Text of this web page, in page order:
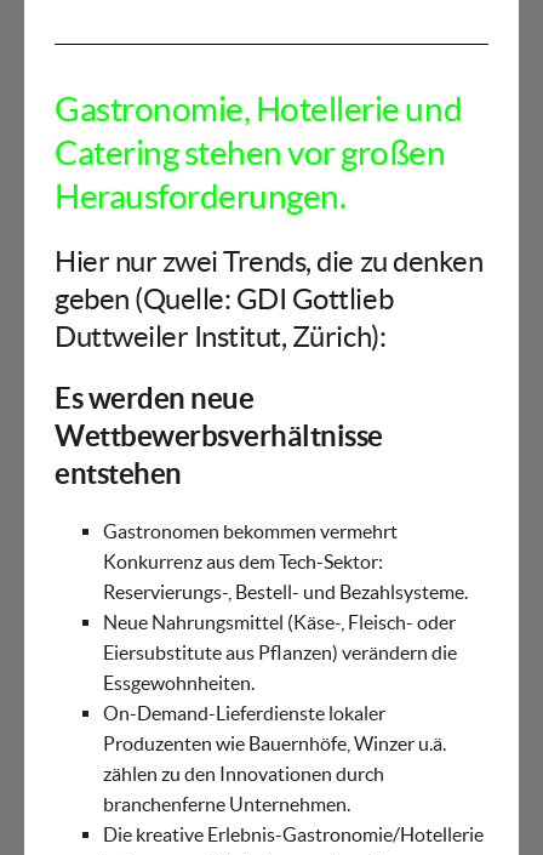
Gastronomie, Hotellerie und
Catering stehen vor großen
Herausforderungen.
Hier nur zwei Trends, die zu denken
geben (Quelle: GDI Gottlieb
Duttweiler Institut, Zürich):
Es werden neue
Wettbewerbsverhältnisse
entstehen
Gastronomen bekommen vermehrt
Konkurrenz aus dem Tech-Sektor:
Reservierungs-, Bestell- und Bezahlsysteme.
Neue Nahrungsmittel (Käse-, Fleisch- oder
Eiersubstitute aus Pflanzen) verändern die
Essgewohnheiten.
On-Demand-Lieferdienste lokaler
Produzenten wie Bauernhöfe, Winzer u.ä.
zählen zu den Innovationen durch
branchenferne Unternehmen.
Die kreative Erlebnis-Gastronomie/Hotellerie